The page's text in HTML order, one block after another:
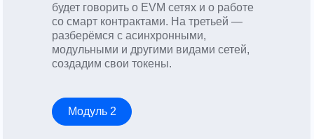
будет говорить о EVM сетях и о работе
со смарт контрактами. На третьей —
разберёмся с асинхронными,
модульными и другими видами сетей,
создадим свои токены.
Модуль 2